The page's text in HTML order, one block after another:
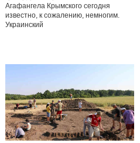
Агафангела Крымского сегодня
известно, к сожалению, немногим.
Украинский